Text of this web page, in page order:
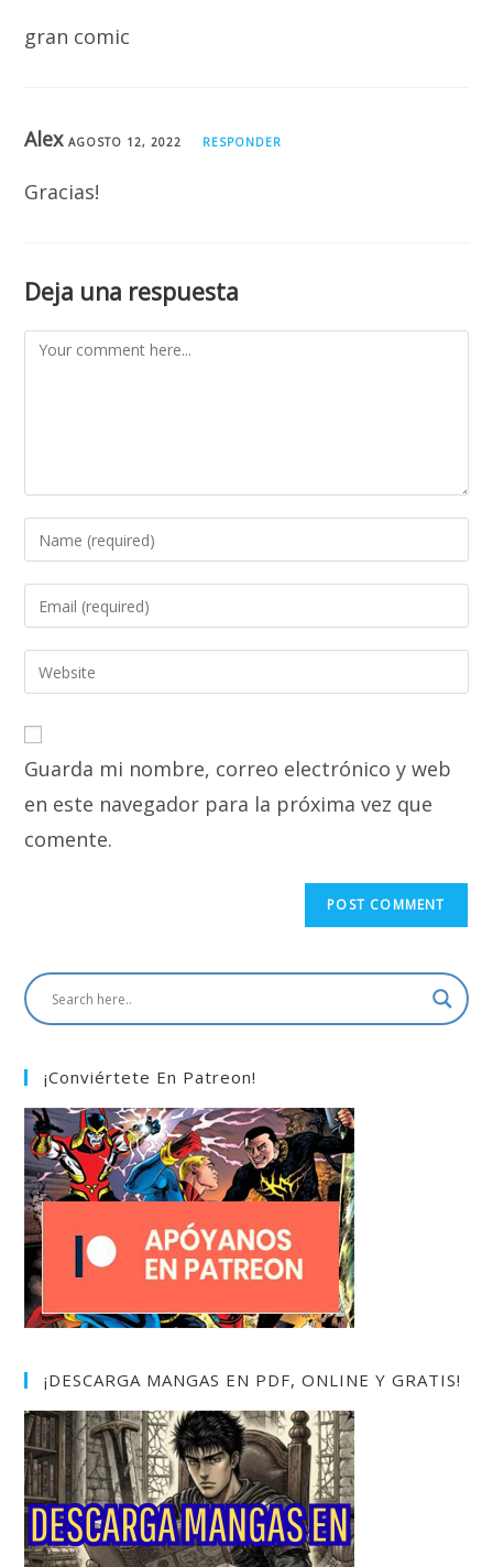
gran comic
AlexAGOSTO 12, 2022 RESPONDER
Gracias!
Deja una respuesta
Comment
Enter
your
name
to
comment
Enter
your
email
address
Enter
your
URL
(optional)
Guarda mi nombre, correo electrónico y web
en este navegador para la próxima vez que
comente.
¡Conviértete En Patreon!
¡DESCARGA MANGAS EN PDF, ONLINE Y GRATIS!